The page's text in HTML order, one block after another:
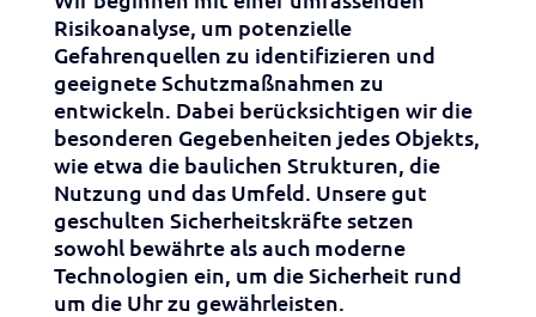
Risikoanalyse, um potenzielle
Gefahrenquellen zu identifizieren und
geeignete Schutzmaßnahmen zu
entwickeln. Dabei berücksichtigen wir die
besonderen Gegebenheiten jedes Objekts,
wie etwa die baulichen Strukturen, die
Nutzung und das Umfeld. Unsere gut
geschulten Sicherheitskräfte setzen
sowohl bewährte als auch moderne
Technologien ein, um die Sicherheit rund
um die Uhr zu gewährleisten.